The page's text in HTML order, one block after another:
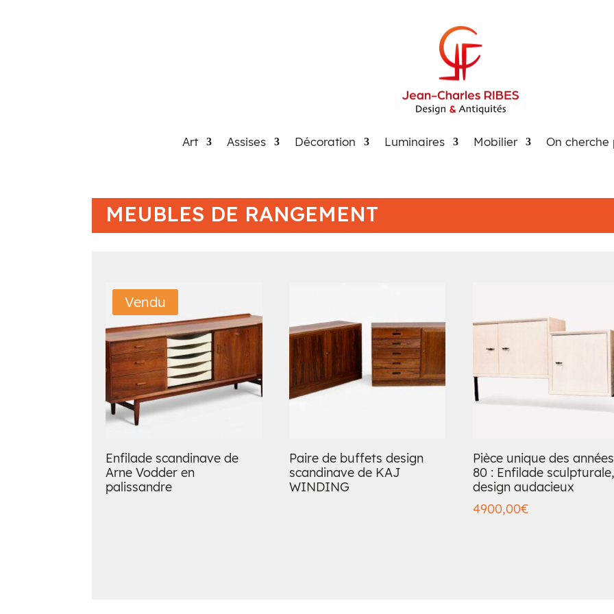
Art Assises Décoration Luminaires Mobilier On cherche
MEUBLES DE RANGEMENT
Enfilade scandinave de
Arne Vodder en
palissandre
Vendu
Paire de buffets design
scandinave de KAJ
WINDING
Pièce unique des années
80 : Enfilade sculpturale,
design audacieux
4900,00€